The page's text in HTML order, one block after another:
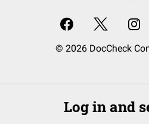
© 2026 DocCheck
Log in and